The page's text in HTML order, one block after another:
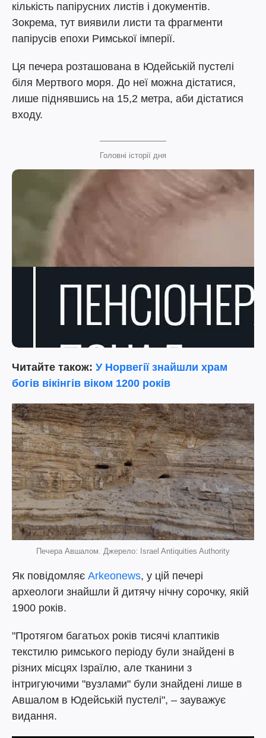
кількість папірусних листів і документів.
Зокрема, тут виявили листи та фрагменти
папірусів епохи Римської імперії.
Ця печера розташована в Юдейській пустелі
біля Мертвого моря. До неї можна дістатися,
лише піднявшись на 15,2 метра, аби дістатися
входу.
Головні історії дня
Читайте також: У Норвегії знайшли храм
богів вікінгів віком 1200 років
Печера Авшалом. Джерело: Israel Antiquities Authority
Як повідомляє Arkeonews, у цій печері
археологи знайшли й дитячу нічну сорочку, якій
1900 років.
"Протягом багатьох років тисячі клаптиків
текстилю римського періоду були знайдені в
різних місцях Ізраїлю, але тканини з
інтригуючими "вузлами" були знайдені лише в
Авшалом в Юдейській пустелі", – зауважує
видання.